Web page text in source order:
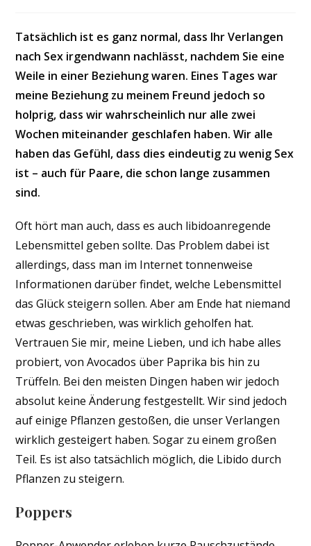
Tatsächlich ist es ganz normal, dass Ihr Verlangen
nach Sex irgendwann nachlässt, nachdem Sie eine
Weile in einer Beziehung waren. Eines Tages war
meine Beziehung zu meinem Freund jedoch so
holprig, dass wir wahrscheinlich nur alle zwei
Wochen miteinander geschlafen haben. Wir alle
haben das Gefühl, dass dies eindeutig zu wenig Sex
ist – auch für Paare, die schon lange zusammen
sind.
Oft hört man auch, dass es auch libidoanregende
Lebensmittel geben sollte. Das Problem dabei ist
allerdings, dass man im Internet tonnenweise
Informationen darüber findet, welche Lebensmittel
das Glück steigern sollen. Aber am Ende hat niemand
etwas geschrieben, was wirklich geholfen hat.
Vertrauen Sie mir, meine Lieben, und ich habe alles
probiert, von Avocados über Paprika bis hin zu
Trüffeln. Bei den meisten Dingen haben wir jedoch
absolut keine Änderung festgestellt. Wir sind jedoch
auf einige Pflanzen gestoßen, die unser Verlangen
wirklich gesteigert haben. Sogar zu einem großen
Teil. Es ist also tatsächlich möglich, die Libido durch
Pflanzen zu steigern.
Poppers